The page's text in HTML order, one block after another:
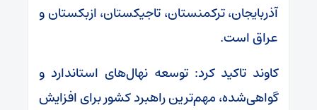
آذربایجان، ترکمنستان، تاجیکستان، ازبکستان و
عراق است.
کاوند تاکید کرد: توسعه نهال‌های استاندارد و
گواهی‌شده، مهم‌ترین راهبرد کشور برای افزایش